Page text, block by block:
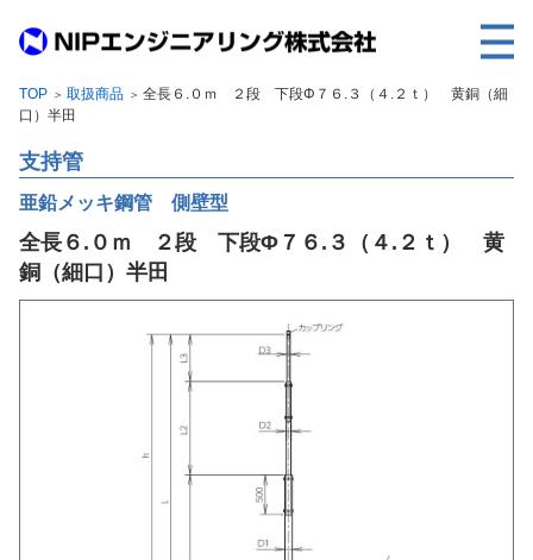
TOP
事業内容
取扱製品
各種実績
会社案内
建設サイト・シリーズの 個人データの共同利用について
TOP ＞ 取扱商品 ＞ 全長６.０ｍ ２段 下段Φ７６.３（４.２ｔ） 黄銅（細
口）半田
支持管
亜鉛メッキ鋼管 側壁型
全長６.０ｍ ２段 下段Φ７６.３（４.２ｔ） 黄
銅（細口）半田